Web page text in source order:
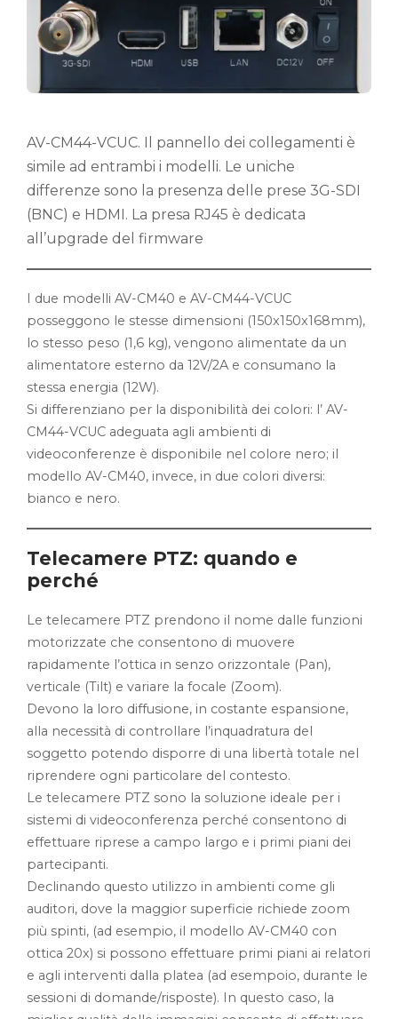
AV-CM44-VCUC. Il pannello dei collegamenti è
simile ad entrambi i modelli. Le uniche
differenze sono la presenza delle prese 3G-SDI
(BNC) e HDMI. La presa RJ45 è dedicata
all’upgrade del firmware
I due modelli AV-CM40 e AV-CM44-VCUC
posseggono le stesse dimensioni (150x150x168mm),
lo stesso peso (1,6 kg), vengono alimentate da un
alimentatore esterno da 12V/2A e consumano la
stessa energia (12W).
Si differenziano per la disponibilità dei colori: l’ AV-
CM44-VCUC adeguata agli ambienti di
videoconferenze è disponibile nel colore nero; il
modello AV-CM40, invece, in due colori diversi:
bianco e nero.
Telecamere PTZ: quando e
perché
Le telecamere PTZ prendono il nome dalle funzioni
motorizzate che consentono di muovere
rapidamente l’ottica in senzo orizzontale (Pan),
verticale (Tilt) e variare la focale (Zoom).
Devono la loro diffusione, in costante espansione,
alla necessità di controllare l’inquadratura del
soggetto potendo disporre di una libertà totale nel
riprendere ogni particolare del contesto.
Le telecamere PTZ sono la soluzione ideale per i
sistemi di videoconferenza perché consentono di
effettuare riprese a campo largo e i primi piani dei
partecipanti.
Declinando questo utilizzo in ambienti come gli
auditori, dove la maggior superficie richiede zoom
più spinti, (ad esempio, il modello AV-CM40 con
ottica 20x) si possono effettuare primi piani ai relatori
e agli interventi dalla platea (ad esempoio, durante le
sessioni di domande/risposte). In questo caso, la